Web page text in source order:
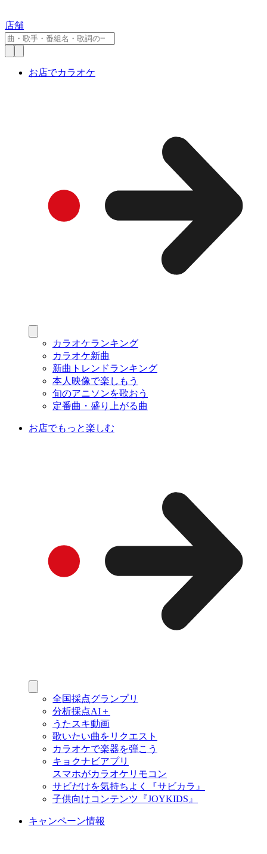
店舗
お店でカラオケ
カラオケランキング
カラオケ新曲
新曲トレンドランキング
本人映像で楽しもう
旬のアニソンを歌おう
定番曲・盛り上がる曲
お店でもっと楽しむ
全国採点グランプリ
分析採点AI＋
うたスキ動画
歌いたい曲をリクエスト
カラオケで楽器を弾こう
キョクナビアプリ
スマホがカラオケリモコン
サビだけを気持ちよく『サビカラ』
子供向けコンテンツ『JOYKIDS』
キャンペーン情報